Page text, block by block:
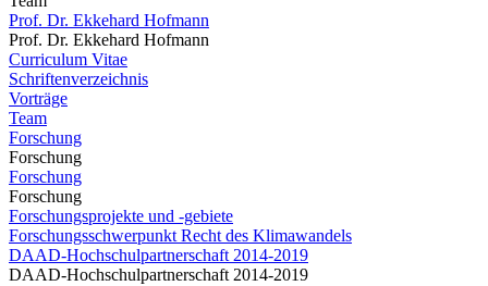
Prof. Dr. Ekkehard Hofmann
Prof. Dr. Ekkehard Hofmann
Curriculum Vitae
Schriftenverzeichnis
Vorträge
Team
Forschung
Forschung
Forschung
Forschung
Forschungsprojekte und -gebiete
Forschungsschwerpunkt Recht des Klimawandels
DAAD-Hochschulpartnerschaft 2014-2019
DAAD-Hochschulpartnerschaft 2014-2019